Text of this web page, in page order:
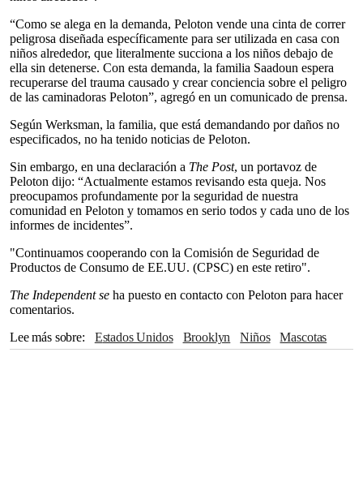
“Como se alega en la demanda, Peloton vende una cinta de correr
peligrosa diseñada específicamente para ser utilizada en casa con
niños alrededor, que literalmente succiona a los niños debajo de
ella sin detenerse. Con esta demanda, la familia Saadoun espera
recuperarse del trauma causado y crear conciencia sobre el peligro
de las caminadoras Peloton”, agregó en un comunicado de prensa.
Según Werksman, la familia, que está demandando por daños no
especificados, no ha tenido noticias de Peloton.
Sin embargo, en una declaración a The Post, un portavoz de
Peloton dijo: “Actualmente estamos revisando esta queja. Nos
preocupamos profundamente por la seguridad de nuestra
comunidad en Peloton y tomamos en serio todos y cada uno de los
informes de incidentes”.
"Continuamos cooperando con la Comisión de Seguridad de
Productos de Consumo de EE.UU. (CPSC) en este retiro".
The Independent se ha puesto en contacto con Peloton para hacer
comentarios.
Lee más sobre
Estados Unidos Brooklyn Niños
Mascotas